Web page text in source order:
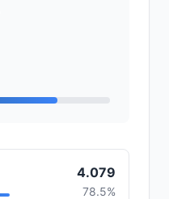
4.079
78.5%